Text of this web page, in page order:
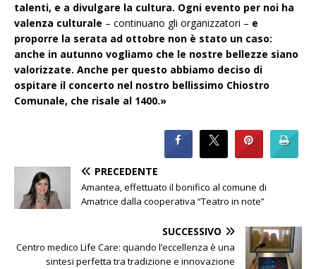
talenti, e a divulgare la cultura. Ogni evento per noi ha
valenza culturale – continuano gli organizzatori – e
proporre la serata ad ottobre non è stato un caso:
anche in autunno vogliamo che le nostre bellezze siano
valorizzate. Anche per questo abbiamo deciso di
ospitare il concerto nel nostro bellissimo Chiostro
Comunale, che risale al 1400.»
PRECEDENTE
Amantea, effettuato il bonifico al comune di
Amatrice dalla cooperativa “Teatro in note”
SUCCESSIVO
Centro medico Life Care: quando l’eccellenza è una
sintesi perfetta tra tradizione e innovazione